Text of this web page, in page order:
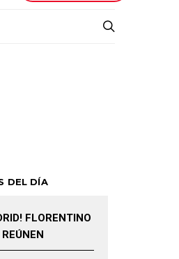
DEL DÍA
FLORENTINO